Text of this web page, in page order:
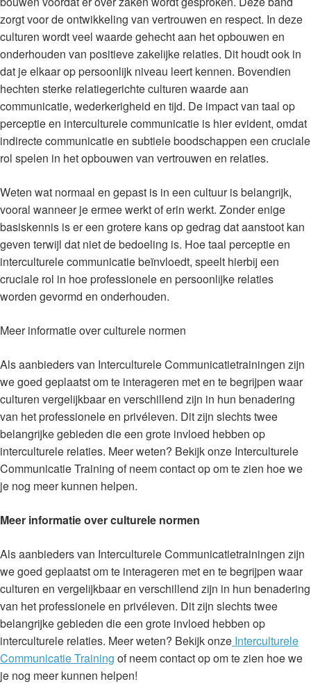
zorgt voor de ontwikkeling van vertrouwen en respect. In deze
culturen wordt veel waarde gehecht aan het opbouwen en
onderhouden van positieve zakelijke relaties. Dit houdt ook in
dat je elkaar op persoonlijk niveau leert kennen. Bovendien
hechten sterke relatiegerichte culturen waarde aan
communicatie, wederkerigheid en tijd. De impact van taal op
perceptie en interculturele communicatie is hier evident, omdat
indirecte communicatie en subtiele boodschappen een cruciale
rol spelen in het opbouwen van vertrouwen en relaties.
Weten wat normaal en gepast is in een cultuur is belangrijk,
vooral wanneer je ermee werkt of erin werkt. Zonder enige
basiskennis is er een grotere kans op gedrag dat aanstoot kan
geven terwijl dat niet de bedoeling is. Hoe taal perceptie en
interculturele communicatie beïnvloedt, speelt hierbij een
cruciale rol in hoe professionele en persoonlijke relaties
worden gevormd en onderhouden.
Meer informatie over culturele normen
Als aanbieders van Interculturele Communicatietrainingen zijn
we goed geplaatst om te interageren met en te begrijpen waar
culturen vergelijkbaar en verschillend zijn in hun benadering
van het professionele en privéleven. Dit zijn slechts twee
belangrijke gebieden die een grote invloed hebben op
interculturele relaties. Meer weten? Bekijk onze Interculturele
Communicatie Training of neem contact op om te zien hoe we
je nog meer kunnen helpen.
Meer informatie over culturele normen
Als aanbieders van Interculturele Communicatietrainingen zijn
we goed geplaatst om te interageren met en te begrijpen waar
culturen en vergelijkbaar en verschillend zijn in hun benadering
van het professionele en privéleven. Dit zijn slechts twee
belangrijke gebieden die een grote invloed hebben op
interculturele relaties. Meer weten? Bekijk onze Interculturele
Communicatie Training of neem contact op om te zien hoe we
je nog meer kunnen helpen!